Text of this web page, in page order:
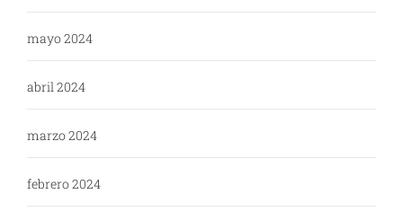
mayo 2024
abril 2024
marzo 2024
febrero 2024